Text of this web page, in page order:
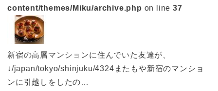
content/themes/Miku/archive.php on line37
新宿の高層マンションに住んでいた友達が、
↓/japan/tokyo/shinjuku/4324またもや新宿のマンショ
ンに引越しをしたの…